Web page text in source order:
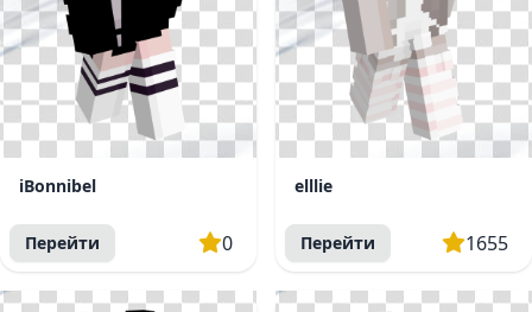
iBonnibel
Перейти 0
elllie
Перейти 1655